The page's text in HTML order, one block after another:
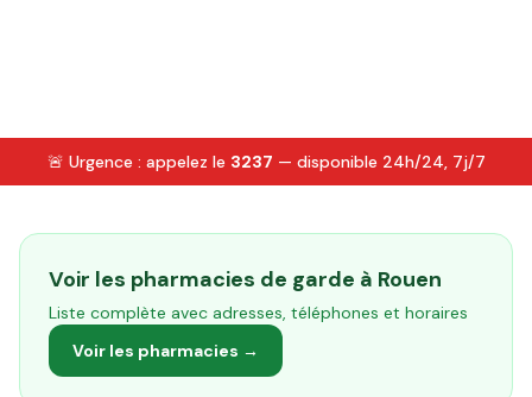
🚨 Urgence : appelez le 3237 — disponible 24h/24, 7j/7
Voir les pharmacies de garde à Rouen
Liste complète avec adresses, téléphones et horaires
Voir les pharmacies →